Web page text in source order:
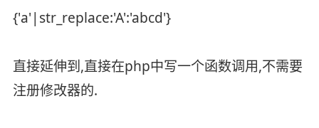
{'a'|str_replace:'A':'abcd'}
直接延伸到,直接在php中写一个函数调用,不需要
注册修改器的.